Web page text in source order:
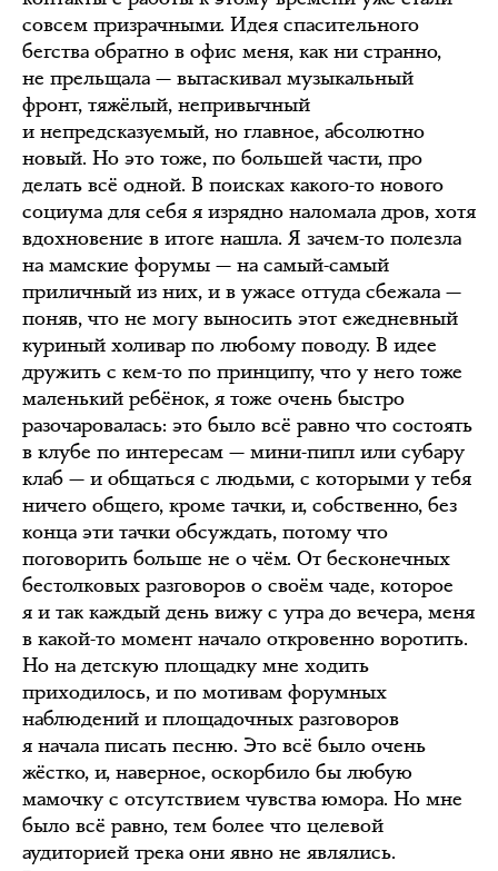
совсем призрачными. Идея спасительного
бегства обратно в офис меня, как ни странно,
не прельщала — вытаскивал музыкальный
фронт, тяжёлый, непривычный
и непредсказуемый, но главное, абсолютно
новый. Но это тоже, по большей части, про
делать всё одной. В поисках какого-то нового
социума для себя я изрядно наломала дров, хотя
вдохновение в итоге нашла. Я зачем-то полезла
на мамские форумы — на самый-самый
приличный из них, и в ужасе оттуда сбежала —
поняв, что не могу выносить этот ежедневный
куриный холивар по любому поводу. В идее
дружить с кем-то по принципу, что у него тоже
маленький ребёнок, я тоже очень быстро
разочаровалась: это было всё равно что состоять
в клубе по интересам — мини-пипл или субару
клаб — и общаться с людьми, с которыми у тебя
ничего общего, кроме тачки, и, собственно, без
конца эти тачки обсуждать, потому что
поговорить больше не о чём. От бесконечных
бестолковых разговоров о своём чаде, которое
я и так каждый день вижу с утра до вечера, меня
в какой-то момент начало откровенно воротить.
Но на детскую площадку мне ходить
приходилось, и по мотивам форумных
наблюдений и площадочных разговоров
я начала писать песню. Это всё было очень
жёстко, и, наверное, оскорбило бы любую
мамочку с отсутствием чувства юмора. Но мне
было всё равно, тем более что целевой
аудиторией трека они явно не являлись.